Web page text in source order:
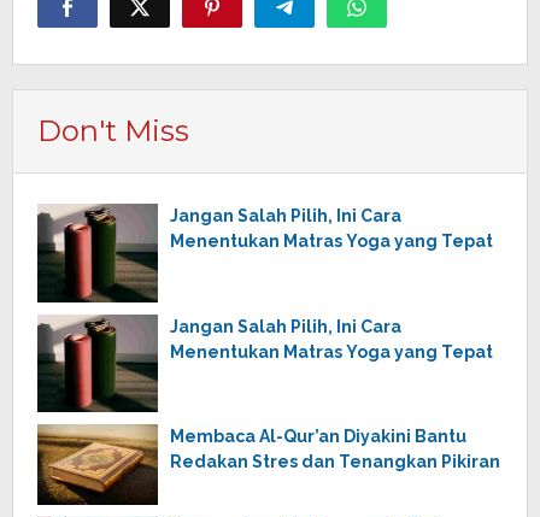
Don't Miss
Jangan Salah Pilih, Ini Cara
Menentukan Matras Yoga yang Tepat
Jangan Salah Pilih, Ini Cara
Menentukan Matras Yoga yang Tepat
Membaca Al-Qur’an Diyakini Bantu
Redakan Stres dan Tenangkan Pikiran